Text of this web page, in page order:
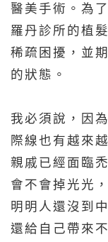
醫美手術。為
羅丹診所的植
稀疏困擾，並
的狀態。
我必須說，因
際線也有越來
親戚已經面臨
會不會掉光光
明明人還沒到
還給自己帶來